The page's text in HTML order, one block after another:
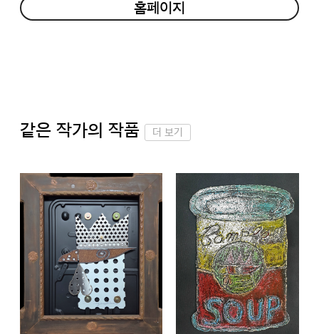
홈페이지
같은 작가의 작품 더 보기